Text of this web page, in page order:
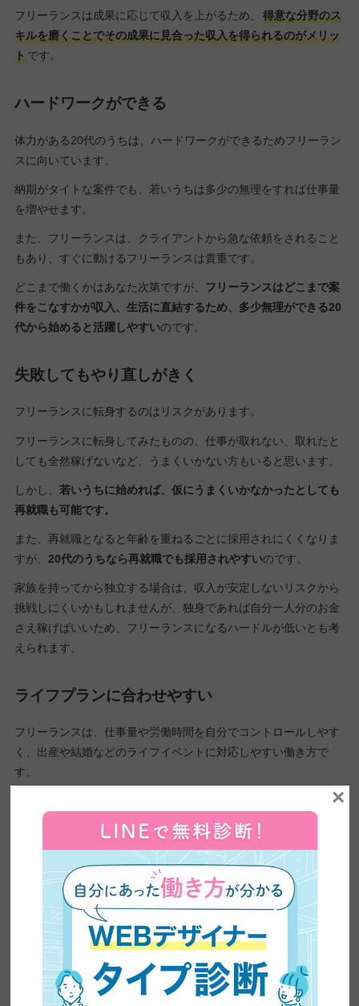
フリーランスは成果に応じて収入を上がるため、
得意な分野のス
キルを磨くことでその成果に見合った収入を得られるのがメリッ
トです。
ハードワークができる
体力がある20代のうちは、ハードワークができるためフリーラン
スに向いています。
納期がタイトな案件でも、若いうちは多少の無理をすれば仕事量
を増やせます。
また、フリーランスは、クライアントから急な依頼をされること
もあり、すぐに動けるフリーランスは貴重です。
どこまで働くかはあなた次第ですが、 フリーランスはどこまで案
件をこなすかが収入、生活に直結するため、多少無理ができる20
代から始めると活躍しやすいのです。
失敗してもやり直しがきく
フリーランスに転身するのはリスクがあります。
フリーランスに転身してみたものの、仕事が取れない、取れたと
しても全然稼げないなど、うまくいかない方もいると思います。
しかし、 若いうちに始めれば、仮にうまくいかなかったとしても
再就職も可能です。
また、再就職となると年齢を重ねるごとに採用されにくくなりま
すが、 20代のうちなら再就職でも採用されやすいのです。
家族を持ってから独立する場合は、収入が安定しないリスクから
挑戦しにくいかもしれませんが、独身であれば自分一人分のお金
さえ稼げばいいため、フリーランスになるハードルが低いとも考
えられます。
ライフプランに合わせやすい
フリーランスは、仕事量や労働時間を自分でコントロールしやす
く、出産や結婚などのライフイベントに対応しやすい働き方で
す。
自宅にいながら隙間時間でも働けるため、出産や結婚などによっ
てキャリアを中断されることなく、自分のペースで働けます。
早いうちからスキルを磨いて、フリーランスとして働ければライ
フイベントの調整もしやすくなります。
このように、20代からフリーランスになると、将来に向けて準備
ができるのもメリットです。
キャリアの幅が広がる
×